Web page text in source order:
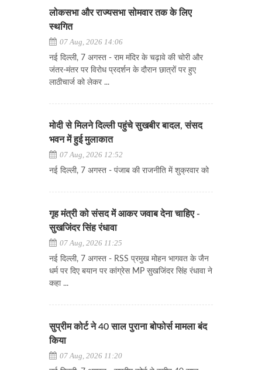
लोकसभा और राज्यसभा सोमवार तक के लिए
स्थगित
07 Aug, 2026 14:06
नई दिल्ली, 7 अगस्त - राम मंदिर के चढ़ावे की चोरी और
जंतर-मंतर पर विरोध प्रदर्शन के दौरान छात्रों पर हुए
लाठीचार्ज को लेकर ...
मोदी से मिलने दिल्ली पहुंचे सुखबीर बादल, संसद
भवन में हुई मुलाकात
07 Aug, 2026 12:52
नई दिल्ली, 7 अगस्त - पंजाब की राजनीति में शुक्रवार को
गृह मंत्री को संसद में आकर जवाब देना चाहिए -
सुखजिंदर सिंह रंधावा
07 Aug, 2026 11:25
नई दिल्ली, 7 अगस्त - RSS प्रमुख मोहन भागवत के जैन
धर्म पर दिए बयान पर कांग्रेस MP सुखजिंदर सिंह रंधावा ने
कहा ...
सुप्रीम कोर्ट ने 40 साल पुराना बोफोर्स मामला बंद
किया
07 Aug, 2026 11:20